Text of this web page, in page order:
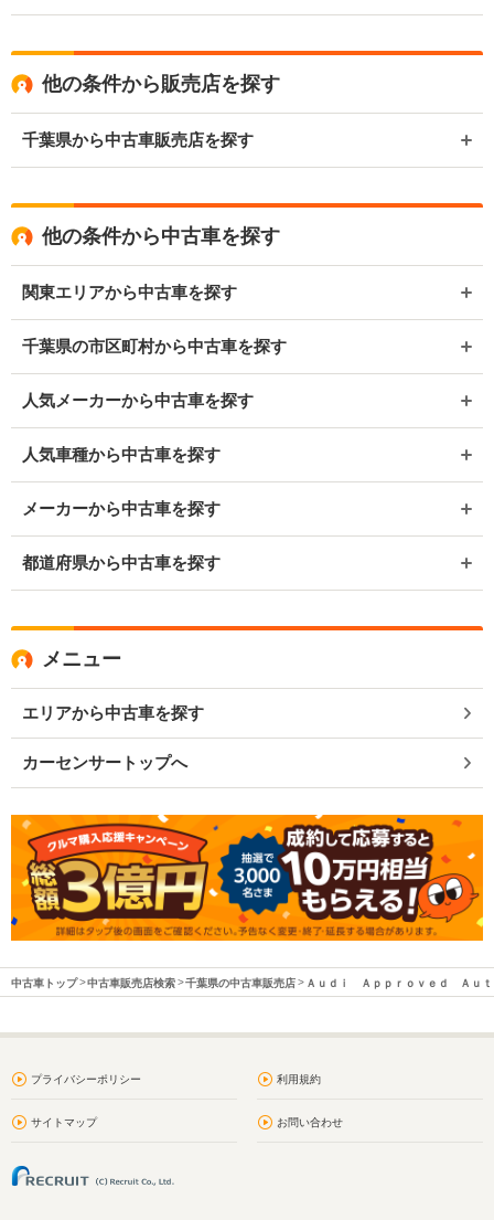
他の条件から販売店を探す
千葉県から中古車販売店を探す
他の条件から中古車を探す
関東エリアから中古車を探す
千葉県の市区町村から中古車を探す
人気メーカーから中古車を探す
人気車種から中古車を探す
メーカーから中古車を探す
都道府県から中古車を探す
メニュー
エリアから中古車を探す
カーセンサートップへ
中古車トップ 中古車販売店検索 千葉県の中古車販売店 Ａｕｄｉ Ａｐｐｒｏｖｅｄ Ａｕｔ
プライバシーポリシー 利用規約
サイトマップ お問い合わせ